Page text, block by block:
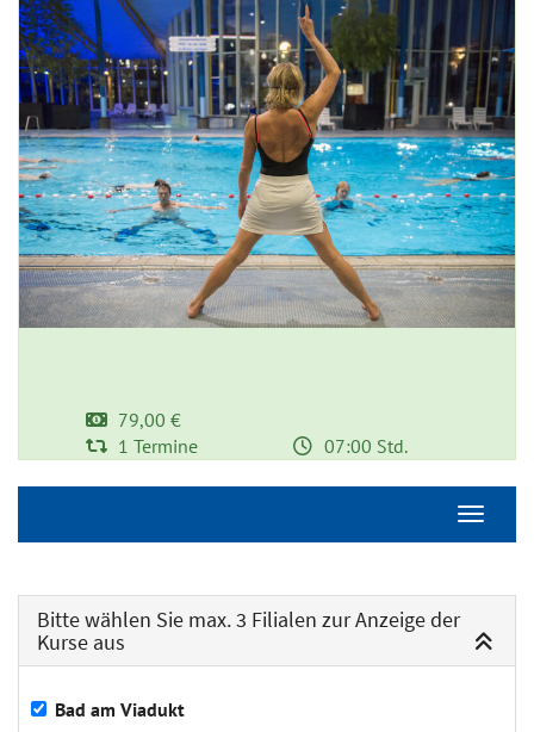
79,00 €
1 Termine
07:00 Std.
Bitte wählen Sie max. 3 Filialen zur Anzeige der
Kurse aus
Bad am Viadukt